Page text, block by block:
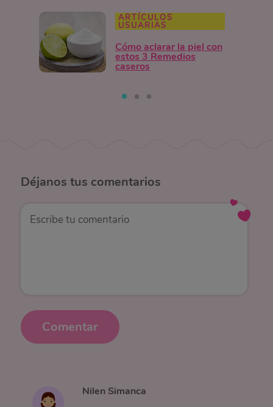
ARTÍCULOS
USUARIAS
Cómo aclarar la piel con
estos 3 Remedios
caseros
Déjanos tus comentarios
Comentar
Nilen Simanca